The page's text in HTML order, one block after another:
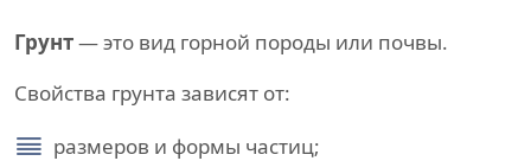
Грунт— это вид горной породы или почвы.
Свойства грунта зависят от:
размеров и формы частиц;